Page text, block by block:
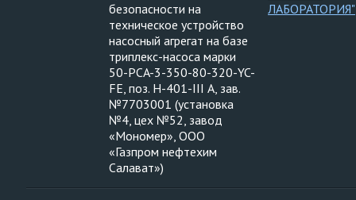
безопасности на
техническое устройство
насосный агрегат на базе
триплекс-насоса марки
50-PCA-3-350-80-320-YC-
FE, поз. Н-401-III А, зав.
№7703001 (установка
№4, цех №52, завод
«Мономер», ООО
«Газпром нефтехим
Салават»)
ЛАБОРАТОРИЯ"